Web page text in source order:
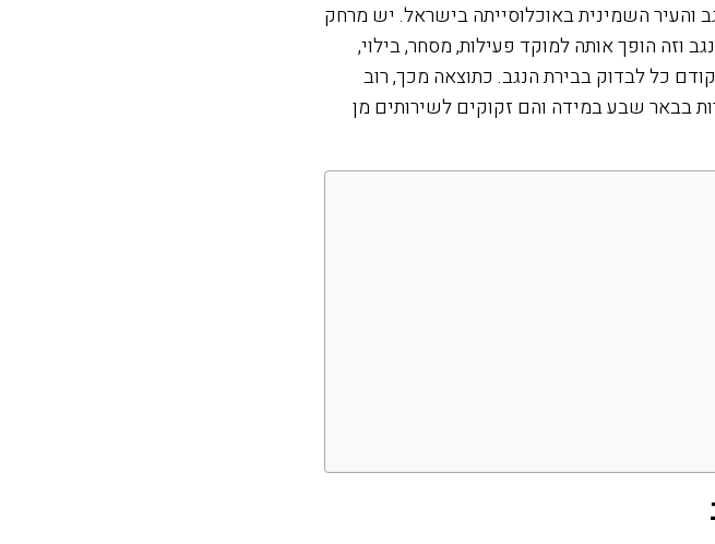
והעיר השמינית באוכלוסייתה בישראל. יש מרחק
וזה הופך אותה למוקד פעילות, מסחר, בילוי,
כל לבדוק בבירת הנגב. כתוצאה מכך, רוב
בבאר שבע במידה והם זקוקים לשירותים מן